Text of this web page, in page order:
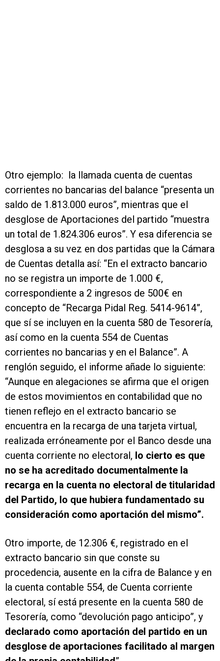
Otro ejemplo: la llamada cuenta de cuentas
corrientes no bancarias del balance “presenta un
saldo de 1.813.000 euros”, mientras que el
desglose de Aportaciones del partido “muestra
un total de 1.824.306 euros”. Y esa diferencia se
desglosa a su vez en dos partidas que la Cámara
de Cuentas detalla así: “En el extracto bancario
no se registra un importe de 1.000 €,
correspondiente a 2 ingresos de 500€ en
concepto de “Recarga Pidal Reg. 5414-9614”,
que sí se incluyen en la cuenta 580 de Tesorería,
así como en la cuenta 554 de Cuentas
corrientes no bancarias y en el Balance”. A
renglón seguido, el informe añade lo siguiente:
“Aunque en alegaciones se afirma que el origen
de estos movimientos en contabilidad que no
tienen reflejo en el extracto bancario se
encuentra en la recarga de una tarjeta virtual,
realizada erróneamente por el Banco desde una
cuenta corriente no electoral, lo cierto es que
no se ha acreditado documentalmente la
recarga en la cuenta no electoral de titularidad
del Partido, lo que hubiera fundamentado su
consideración como aportación del mismo”.
Otro importe, de 12.306 €, registrado en el
extracto bancario sin que conste su
procedencia, ausente en la cifra de Balance y en
la cuenta contable 554, de Cuenta corriente
electoral, sí está presente en la cuenta 580 de
Tesorería, como “devolución pago anticipo”, y
declarado como aportación del partido en un
desglose de aportaciones facilitado al margen